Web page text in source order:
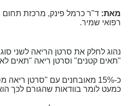
מאת: ד"ר כרמל פינק, מרכזת תחום
רפואי שמיר.
נהוג לחלק את סרטן הריאה לשני
"תאים קטנים" וסרטן ריאה "תאים
כ-15% מאובחנים עם "סרטן
כמעט לומר בוודאות שהגורם לכך הוא